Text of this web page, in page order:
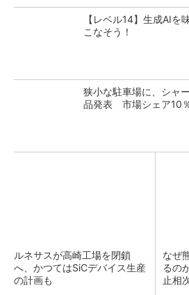
【レベル14】生成AIを
こなそう！
狭小な駐車場に、シャ
品発表 市場シェア10
ルネサスが高崎工場を閉鎖
へ、かつてはSiCデバイス生産
の計画も
なぜ
るの
止相